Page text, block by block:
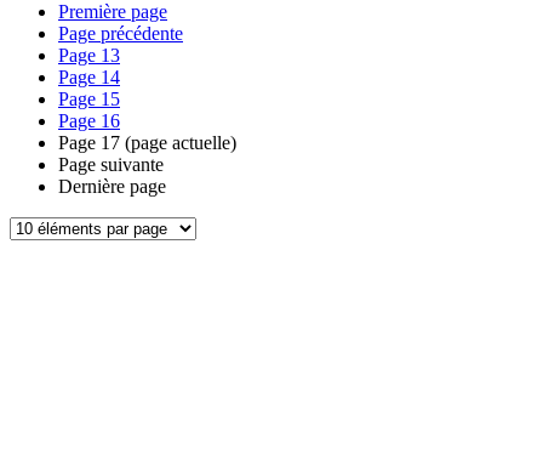
Première page
Page précédente
Page 13
Page 14
Page 15
Page 16
Page 17 (page actuelle)
Page suivante
Dernière page